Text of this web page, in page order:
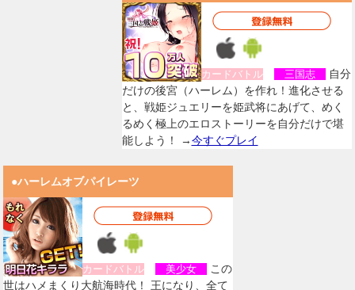
カードバトル 三国志
自分
だけの後宮（ハーレム）を作れ！進化させる
と、戦姫ジュエリーを姫武将にあげて、めく
るめく極上のエロストーリーを自分だけで堪
能しよう！ →今すぐプレイ
●ハーレムオブパイレーツ
カードバトル 美少女
この
世はハメまくり大航海時代！ 王になり、全て